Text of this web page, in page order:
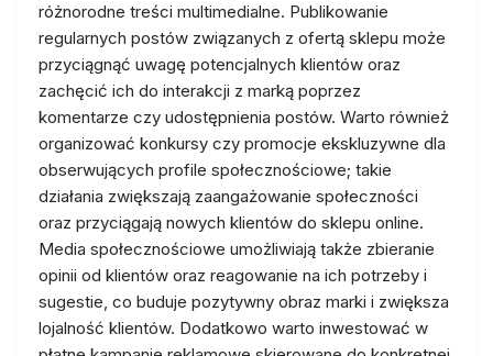
różnorodne treści multimedialne. Publikowanie
regularnych postów związanych z ofertą sklepu może
przyciągnąć uwagę potencjalnych klientów oraz
zachęcić ich do interakcji z marką poprzez
komentarze czy udostępnienia postów. Warto również
organizować konkursy czy promocje ekskluzywne dla
obserwujących profile społecznościowe; takie
działania zwiększają zaangażowanie społeczności
oraz przyciągają nowych klientów do sklepu online.
Media społecznościowe umożliwiają także zbieranie
opinii od klientów oraz reagowanie na ich potrzeby i
sugestie, co buduje pozytywny obraz marki i zwiększa
lojalność klientów. Dodatkowo warto inwestować w